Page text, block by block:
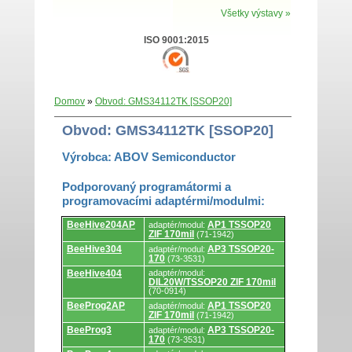
Všetky výstavy »
ISO 9001:2015
Domov » Obvod: GMS34112TK [SSOP20]
Obvod: GMS34112TK [SSOP20]
Výrobca: ABOV Semiconductor
Podporovaný programátormi a
programovacími adaptérmi/modulmi:
Podporovaný
programátormi
a
programovacími
BeeHive204AP adaptér/modul: AP1 TSSOP20
ZIF 170mil (71-1942)
BeeHive304 adaptér/modul: AP3 TSSOP20-
170 (73-3531)
BeeHive404 adaptér/modul:
DIL20W/TSSOP20 ZIF 170mil
(70-0914)
BeeProg2AP adaptér/modul: AP1 TSSOP20
ZIF 170mil (71-1942)
BeeProg3 adaptér/modul: AP3 TSSOP20-
170 (73-3531)